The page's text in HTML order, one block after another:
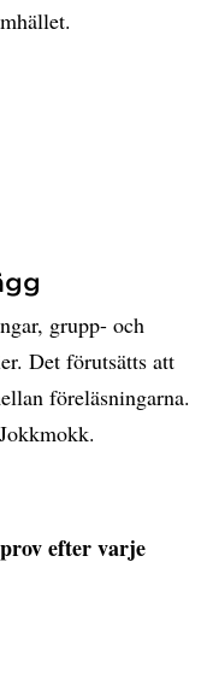
grupp- och
Det förutsätts att
föreläsningarna.
efter varje